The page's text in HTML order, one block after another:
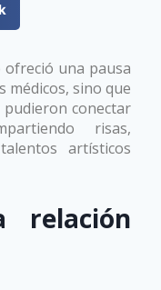
ofreció una pausa
sino que
conectar
risas,
artísticos
relación